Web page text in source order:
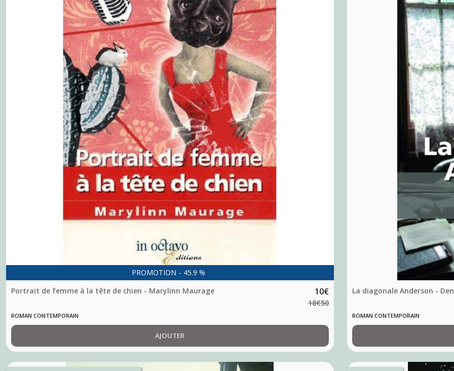
PROMOTION - 45.9 %
Portrait de femme à la tête de chien - Marylinn Maurage
10€
18€50
ROMAN CONTEMPORAIN
AJOUTER
La diagonale Anderson -
ROMAN CONTEMPORAIN